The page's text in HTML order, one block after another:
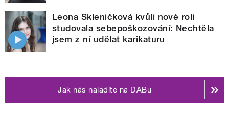
Leona Skleničková kvůli nové roli
studovala sebepoškozování: Nechtěla
jsem z ní udělat karikaturu
Jak nás naladíte na DABu